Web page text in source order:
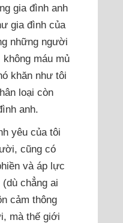
gia đình anh
gia đình của
những người
máu mủ
khăn như tôi
loại còn
anh.
yêu của tôi
cũng có
và áp lực
chẳng ai
cảm thông
mà thế giới